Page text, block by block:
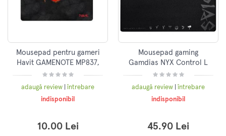
Mousepad pentru gameri
Havit GAMENOTE MP837,
Negru
adaugă review |întrebare
indisponibil
10.00 Lei
Mousepad gaming
Gamdias NYX Control L
adaugă review |întrebare
indisponibil
45.90 Lei